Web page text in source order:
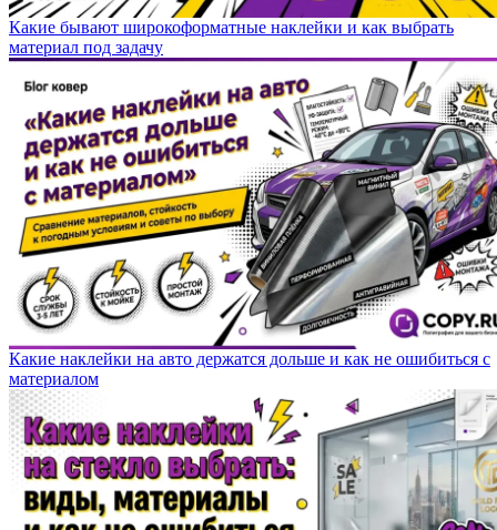
Какие бывают широкоформатные наклейки и как выбрать
материал под задачу
Какие наклейки на авто держатся дольше и как не ошибиться с
материалом